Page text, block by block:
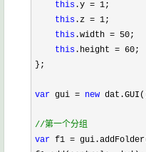
this .y = 1;
this .z = 1;
this .width = 50;
this .height = 60;
};
var gui = new
//第一个分组
var f1 =